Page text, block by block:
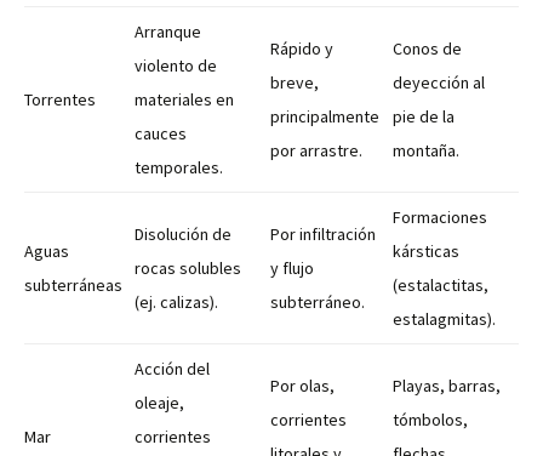
Torrentes
Arranque
violento de
materiales en
cauces
temporales.
Rápido y
breve,
principalmente
por arrastre.
Conos de
deyección al
pie de la
montaña.
Aguas
subterráneas
Disolución de
rocas solubles
(ej. calizas).
Por infiltración
y flujo
subterráneo.
Formaciones
kársticas
(estalactitas,
estalagmitas).
Mar
Acción del
oleaje,
corrientes
Por olas,
corrientes
Playas, barras,
tómbolos,